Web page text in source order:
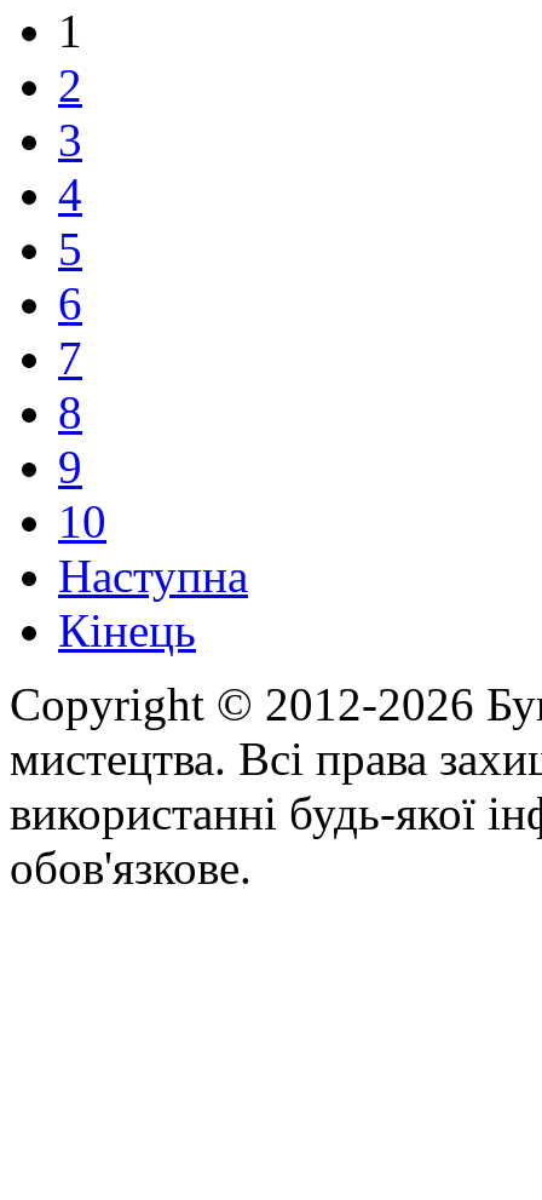
1
2
3
4
5
6
7
8
9
10
Наступна
Кінець
Copyright © 2012-2026
мистецтва. Всі права
використанні будь-якої
обов'язкове.